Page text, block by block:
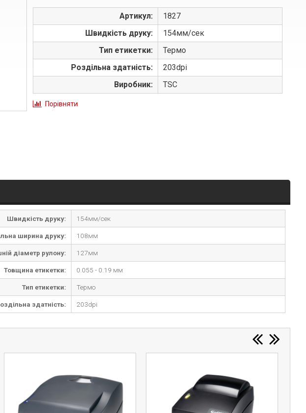
Артикул:
1827
Швидкість друку:
154мм/сек
Тип етикетки:
Термо
Роздільна здатність:
203dpi
Виробник:
TSC
Порівняти
Швидкість друку: 154мм/сек
ширина друку: 108мм
діаметр рулону: 127мм
Товщина етикетки: 0.055 - 0.19 мм
Тип етикетки: Термо
здатність: 203dpi